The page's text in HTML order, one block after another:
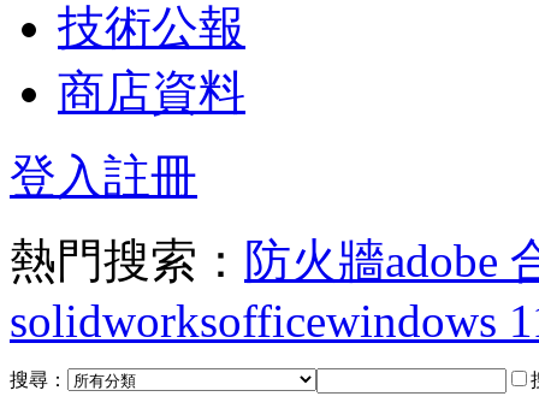
技術公報
商店資料
登入註冊
熱門搜索： 防火牆adobe
solidworksofficewindows
搜尋：